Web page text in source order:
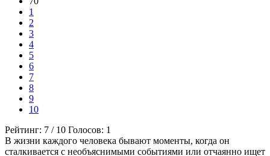
1
2
3
4
5
6
7
8
9
10
Рейтинг: 7 / 10 Голосов: 1
В жизни каждого человека бывают моменты, когда он
сталкивается с необъяснимыми событиями или отчаянно ищет